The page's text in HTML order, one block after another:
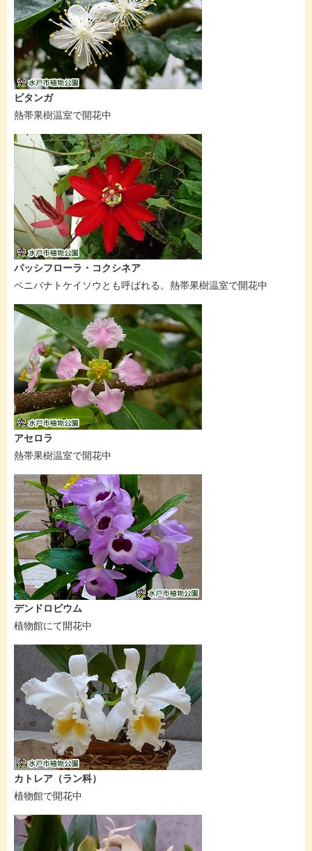
ピタンガ
熱帯果樹温室で開花中
パッシフローラ・コクシネア
ベニバナトケイソウとも呼ばれる。熱帯果樹温室で開花中
アセロラ
熱帯果樹温室で開花中
デンドロビウム
植物館にて開花中
カトレア（ラン科）
植物館で開花中